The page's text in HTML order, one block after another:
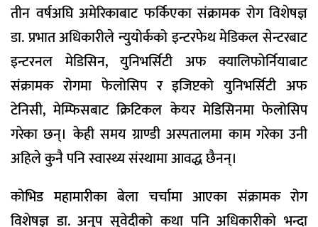
तीन वर्षअघि अमेरिकाबाट फर्किएका संक्रामक रोग विशेषज्ञ
डा. प्रभात अधिकारीले न्युयोर्कको इन्टरफेथ मेडिकल सेन्टरबाट
इन्टरनल मेडिसिन, युनिभर्सिटी अफ क्यालिफोर्नियाबाट
संक्रामक रोगमा फेलोसिप र इजिप्टको युनिभर्सिटी अफ
टेनिसी, मेम्फिसबाट क्रिटिकल केयर मेडिसिनमा फेलोसिप
गरेका छन्। केही समय ग्राण्डी अस्पतालमा काम गरेका उनी
अहिले कुनै पनि स्वास्थ्य संस्थामा आवद्ध छैनन्।
कोभिड महामारीका बेला चर्चामा आएका संक्रामक रोग
विशेषज्ञ डा. अनुप सुवेदीको कथा पनि अधिकारीको भन्दा